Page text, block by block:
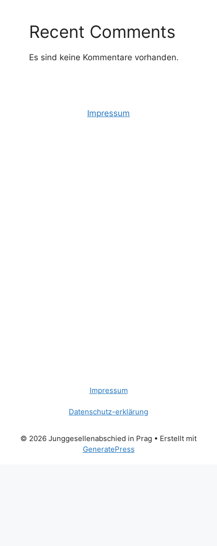
Recent Comments
Es sind keine Kommentare vorhanden.
Impressum
Impressum
Datenschutz-erklärung
© 2026 Junggesellenabschied in Prag • Erstellt mit
GeneratePress